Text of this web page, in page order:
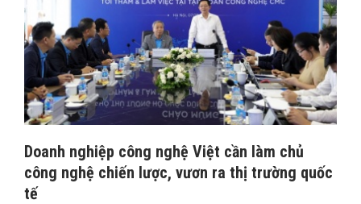
Doanh nghiệp công nghệ Việt cần làm chủ
công nghệ chiến lược, vươn ra thị trường quốc
tế